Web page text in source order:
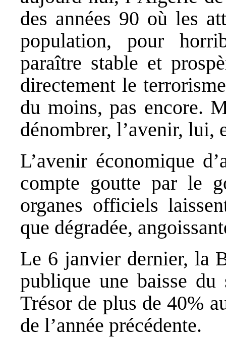
des années 90 où les
population, pour
paraître stable et
directement le
du moins, pas encore.
dénombrer, l’avenir, lui,
L’avenir économique
compte goutte par le
organes officiels
que dégradée,
Le 6 janvier dernier, la
publique une baisse du
Trésor de plus de 40%
de l’année précédente.